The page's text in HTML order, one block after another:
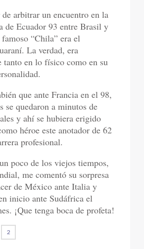
arbitrar un encuentro en la
de Ecuador 93 entre Brasil y
“Chila” era el
La verdad, era
tanto en lo físico como en su
que ante Francia en el 98,
se quedaron a minutos de
y ahí se hubiera erigido
héroe este anotador de 62
profesional.
poco de los viejos tiempos,
me comentó su sorpresa
de México ante Italia y
inicio ante Sudáfrica el
¡Que tenga boca de profeta!
2